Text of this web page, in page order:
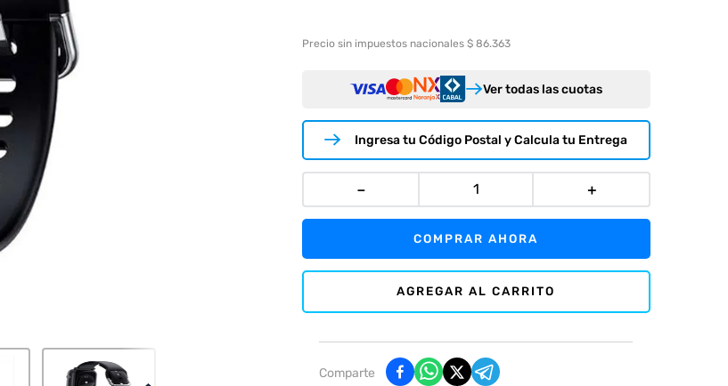
Precio sin impuestos nacionales $ 86.363
Ver todas las cuotas
Ingresa tu Código Postal y Calcula tu Entrega
＋
－
COMPRAR AHORA
AGREGAR AL CARRITO
Comparte